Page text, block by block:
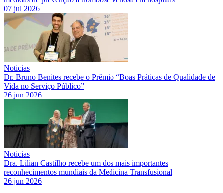
07 jul 2026
Noticias
Dr. Bruno Benites recebe o Prêmio “Boas Práticas de Qualidade de
Vida no Serviço Público”
26 jun 2026
Noticias
Dra. Lilian Castilho recebe um dos mais importantes
reconhecimentos mundiais da Medicina Transfusional
26 jun 2026